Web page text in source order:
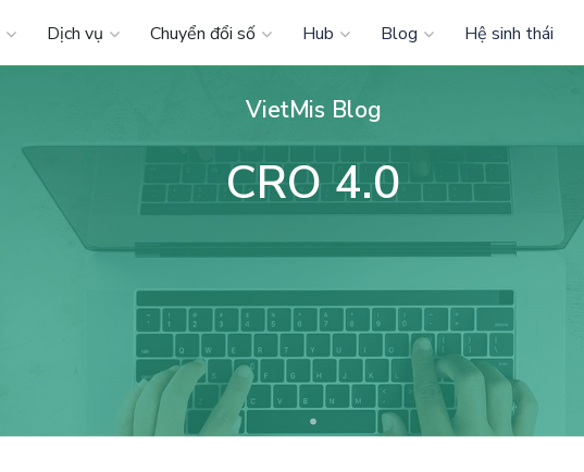
Dịch vụ Chuyển đổi số Hub Blog Hệ sinh thái
VietMis Blog
CRO 4.0